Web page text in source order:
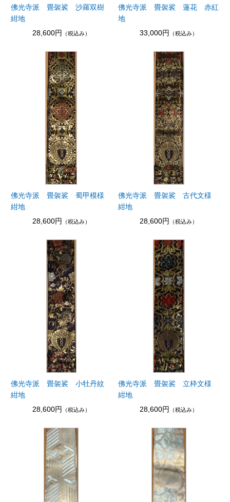
佛光寺派 畳袈裟 沙羅双樹
紺地
28,600円
（税込み）
佛光寺派 畳袈裟 蓮花 赤紅
地
33,000円
（税込み）
佛光寺派 畳袈裟 蜀甲模様
紺地
28,600円
（税込み）
佛光寺派 畳袈裟 古代文様
紺地
28,600円
（税込み）
佛光寺派 畳袈裟 小牡丹紋
紺地
28,600円
（税込み）
佛光寺派 畳袈裟 立枠文様
紺地
28,600円
（税込み）